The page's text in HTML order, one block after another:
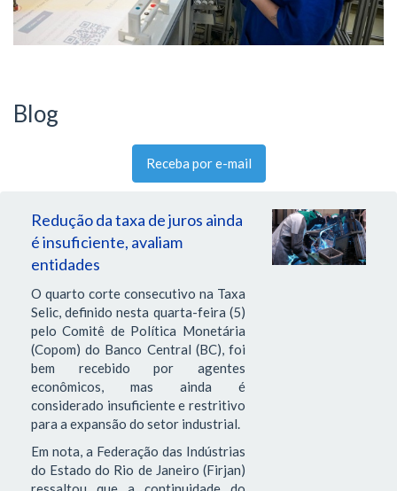
Blog
Receba por e-mail
Redução da taxa de juros ainda
é insuficiente, avaliam
entidades
O quarto corte consecutivo na Taxa
Selic, definido nesta quarta-feira (5)
pelo Comitê de Política Monetária
(Copom) do Banco Central (BC), foi
bem recebido por agentes
econômicos, mas ainda é
considerado insuficiente e restritivo
para a expansão do setor industrial.
Em nota, a Federação das Indústrias
do Estado do Rio de Janeiro (Firjan)